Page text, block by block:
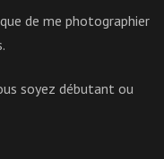
de me photographier
soyez débutant ou